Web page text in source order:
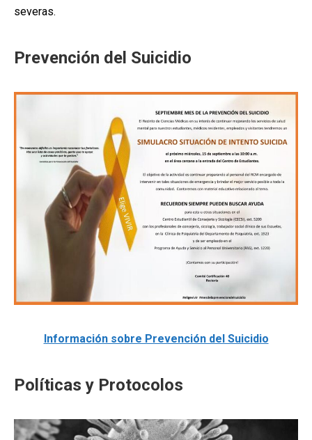
severas.
Prevención del Suicidio
Información sobre Prevención del Suicidio
Políticas y Protocolos